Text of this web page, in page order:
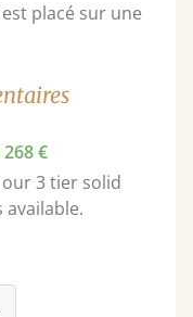
placé sur une
€
3 tier solid
available.